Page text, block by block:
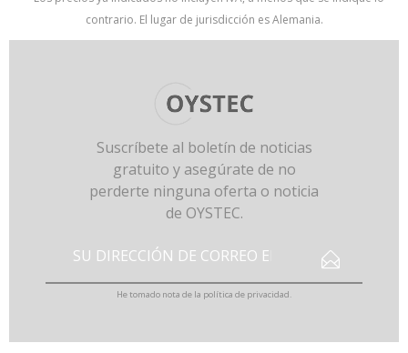
contrario. El lugar de jurisdicción es Alemania.
Suscríbete al boletín de noticias
gratuito y asegúrate de no
perderte ninguna oferta o noticia
de OYSTEC.
He tomado nota de la política de privacidad.